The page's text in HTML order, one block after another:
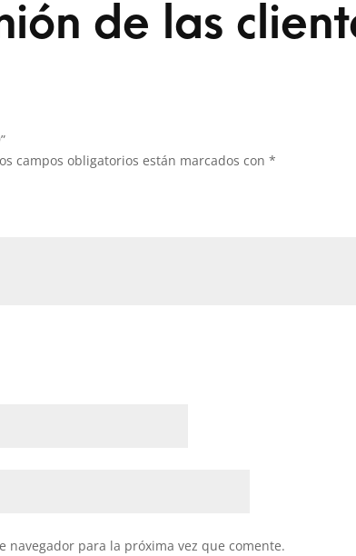
de las
campos obligatorios están marcados con*
navegador para la próxima vez que comente.